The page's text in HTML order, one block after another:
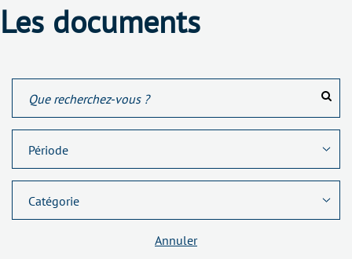
Les documents
Annuler